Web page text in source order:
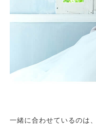
一緒に合わせているのは、